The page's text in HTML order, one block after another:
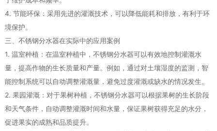
4. 节能环保：采用先进的灌溉技术，可以降低能耗和排放，有利于环
境保护。
三、不锈钢分水器在实际中的应用案例
1. 温室种植：在温室种植中，不锈钢分水器可以有效地控制灌溉水
量，提高作物的生长质量和产量。例如，通过对土壤湿度的监测，智
能控制系统可以自动调整灌溉量，避免过度灌溉或缺水的情况发生。
2. 果园灌溉：对于果树种植，不锈钢分水器可以根据果树的生长阶段
和天气条件，自动调整灌溉时间和水量，保证果树获得充足的水分，
促进果实的成熟和品质提升。